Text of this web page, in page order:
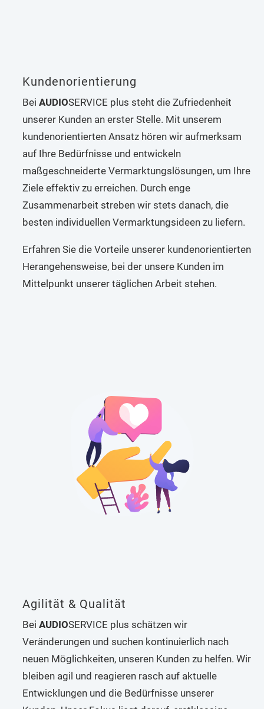
Kundenorientierung
Bei AUDIOSERVICE plus steht die Zufriedenheit
unserer Kunden an erster Stelle. Mit unserem
kundenorientierten Ansatz hören wir aufmerksam
auf Ihre Bedürfnisse und entwickeln
maßgeschneiderte Vermarktungslösungen, um Ihre
Ziele effektiv zu erreichen. Durch enge
Zusammenarbeit streben wir stets danach, die
besten individuellen Vermarktungsideen zu liefern.
Erfahren Sie die Vorteile unserer kundenorientierten
Herangehensweise, bei der unsere Kunden im
Mittelpunkt unserer täglichen Arbeit stehen.
Agilität & Qualität
Bei AUDIOSERVICE plus schätzen wir
Veränderungen und suchen kontinuierlich nach
neuen Möglichkeiten, unseren Kunden zu helfen. Wir
bleiben agil und reagieren rasch auf aktuelle
Entwicklungen und die Bedürfnisse unserer